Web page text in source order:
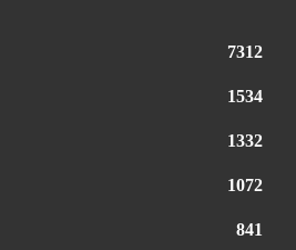
7312
1534
1332
1072
841